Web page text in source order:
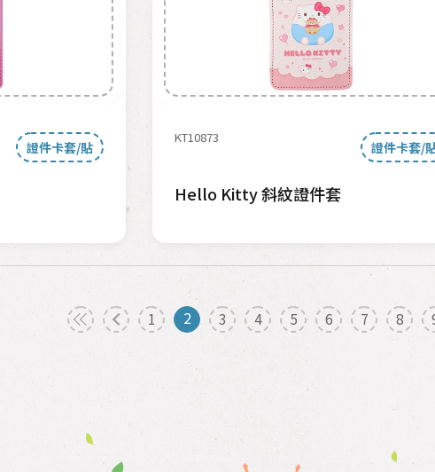
證件卡套/貼
KT10873
證件卡套/
Hello Kitty 斜紋證件套
1 2 3 4 5 6 7 8